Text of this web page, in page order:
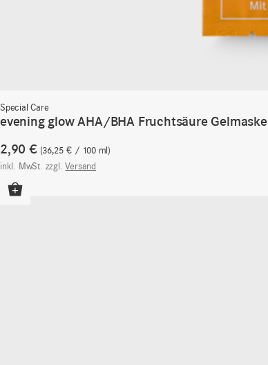
Special Care
evening glow AHA/BHA Fruchtsäure Gelmaske
2,90 € 36,25€ / 100 ml
inkl. MwSt. zzgl.Versand